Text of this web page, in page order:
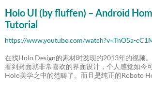
Holo UI (by fluffen) – Android
Tutorial
https://www.youtube.com/watch?v=TnO5a-
在找Holo Design的素材时发现的2013年的视频。
看到封面就非常喜欢的界面设计，个人感觉如今
Holo美学之中的范畴了。而且是纯正的Roboto